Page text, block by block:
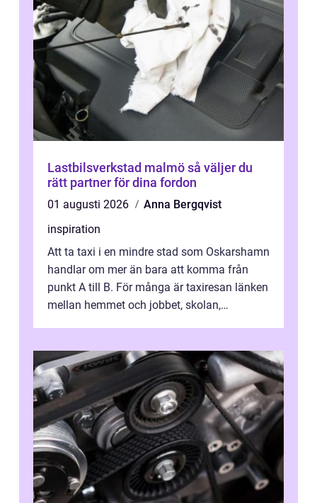
Lastbilsverkstad malmö så väljer du
rätt partner för dina fordon
01 augusti 2026
Anna Bergqvist
inspiration
Att ta taxi i en mindre stad som Oskarshamn
handlar om mer än bara att komma från
punkt A till B. För många är taxiresan länken
mellan hemmet och jobbet, skolan,